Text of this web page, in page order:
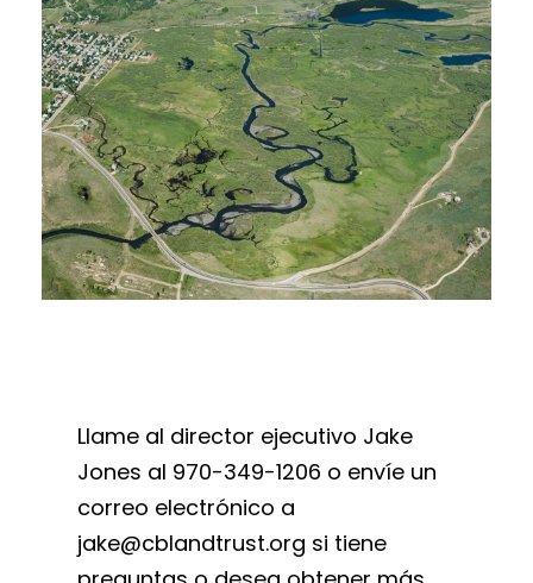
Llame al director ejecutivo Jake
Jones al 970-349-1206 o envíe un
correo electrónico a
jake@cblandtrust.org si tiene